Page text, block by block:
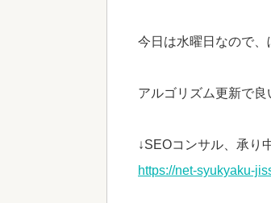
今日は水曜日なので
アルゴリズム更新で良
↓SEOコンサル、承り
https://net-syukyaku-